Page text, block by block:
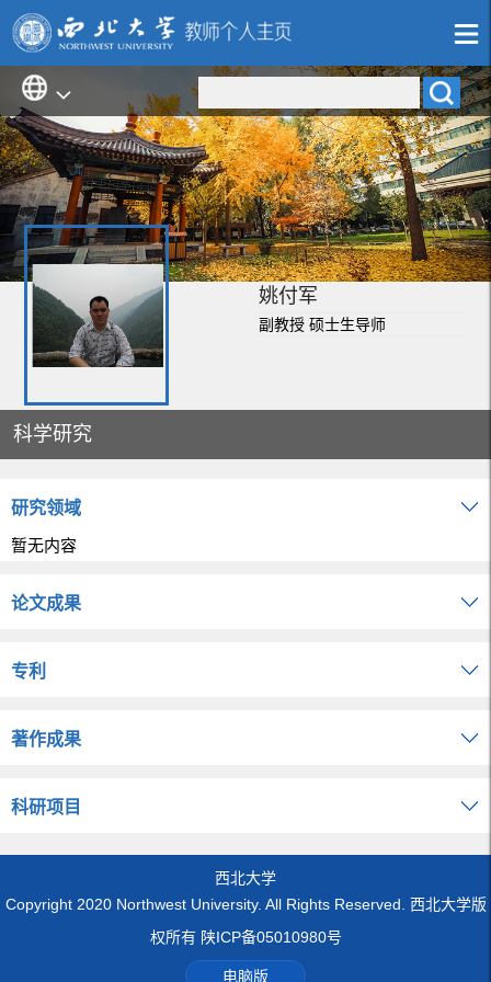
姚付军
副教授 硕士生导师
科学研究
研究领域
暂无内容
论文成果
专利
著作成果
科研项目
西北大学
Copyright 2020 Northwest University. All Rights Reserved. 西北大学版
权所有 陕ICP备05010980号
电脑版